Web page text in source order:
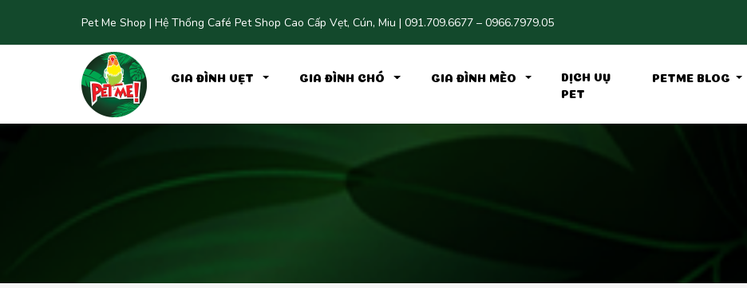
Pet Me Shop | Hệ Thống Café Pet Shop Cao Cấp Vẹt, Cún, Miu | 091.709.6677 – 0966.7979.05
GIA ĐÌNH VẸT GIA ĐÌNH CHÓ GIA ĐÌNH MÈO DỊCH VỤ
PET
PETME BLOG